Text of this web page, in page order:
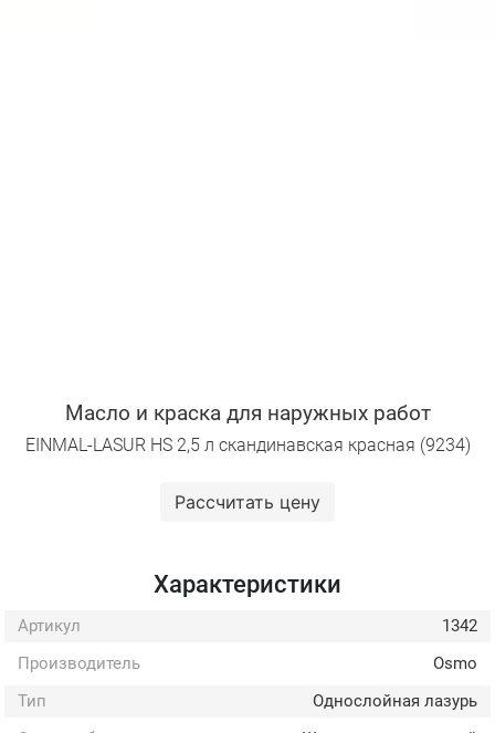
Масло и краска для наружных работ
EINMAL-LASUR HS 2,5 л скандинавская красная (9234)
Рассчитать цену
Характеристики
Артикул
1342
Производитель
Osmo
Тип
Однослойная лазурь